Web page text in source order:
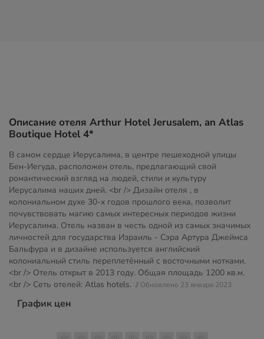
Описание отеля Arthur Hotel Jerusalem, an Atlas
Boutique Hotel 4*
В самом сердце Иерусалима, в центре пешеходной улицы
Бен-Иегуда, расположен отель, предлагающий свой
романтический взгляд на людей, стили и культуру
Иерусалима наших дней. <br /> Дизайн отеля , в
колониальном духе 30-х годов прошлого века, позволит
почувствовать магию самых интересных периодов жизни
Иерусалима. Отель назван в честь одной из самых значимых
личностей для государства Израиль - Сэра Артура Джеймса
Бальфура и в дизайне используется английский
колониальный стиль переплетённый с восточными нотками.
<br /> Отель открыт в 2013 году. Общая площадь 1200 кв.м.
<br /> Сеть отелей: Atlas hotels. // Обновлено 23 января 2023
График цен